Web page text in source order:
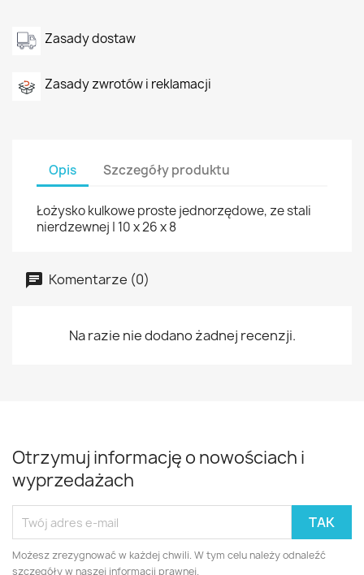
Zasady dostaw
Zasady zwrotów i reklamacji
Opis Szczegóły produktu
Łożysko kulkowe proste jednorzędowe, ze stali
nierdzewnej | 10 x 26 x 8
Komentarze (0)
Na razie nie dodano żadnej recenzji.
Otrzymuj informację o nowościach i
wyprzedażach
Możesz zrezygnować w każdej chwili. W tym celu należy odnaleźć
szczegóły w naszej informacji prawnej.